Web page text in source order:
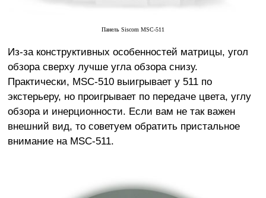
Панель Siscom MSC-511
Из-за конструктивных особенностей матрицы, угол
обзора сверху лучше угла обзора снизу.
Практически, MSC-510 выигрывает у 511 по
экстерьеру, но проигрывает по передаче цвета, углу
обзора и инерционности. Если вам не так важен
внешний вид, то советуем обратить пристальное
внимание на MSC-511.